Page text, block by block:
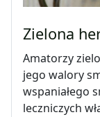
Zielona
Amatorzy
jego walory
wspaniałego
leczniczych